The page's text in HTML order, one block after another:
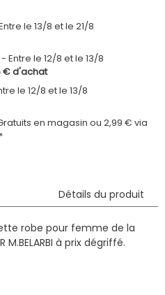
le 13/8 et le 21/8
Entre le 12/8 et le 13/8
€ d'achat
le 12/8 et le 13/8
en magasin ou 2,99 € via
Détails du produit
robe pour femme de la
M.BELARBI à prix dégriffé.